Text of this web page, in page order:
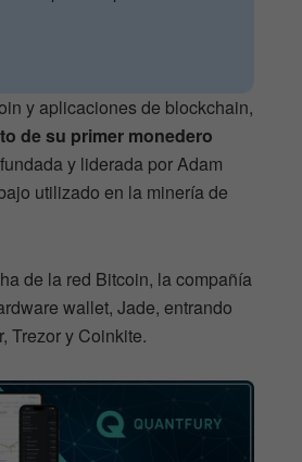
y aplicaciones de blockchain,
de su primer monedero
y liderada por Adam
utilizado en la minería de
de la red Bitcoin, la compañía
wallet, Jade, entrando
Trezor y Coinkite.